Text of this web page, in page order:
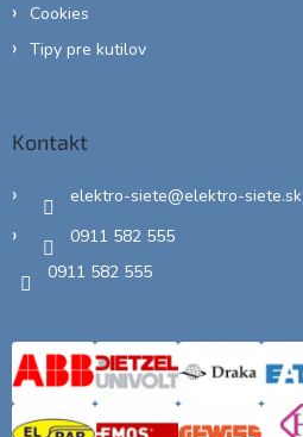
Cookies
Tipy pre kutilov
Kontakt
elektro-siete@elektro-siete.sk
0911 582 555
0911 582 555